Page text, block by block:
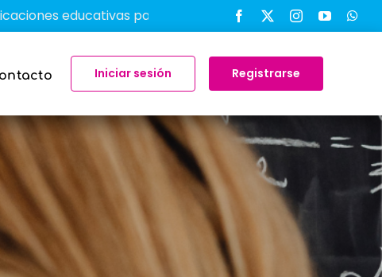
para transformar el aprendizaje en el aula
Iniciar sesión Registrarse